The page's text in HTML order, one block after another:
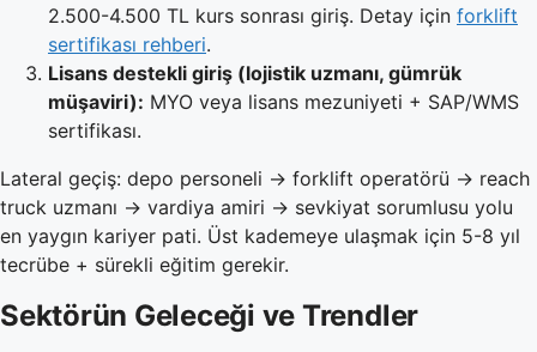
2.500-4.500 TL kurs sonrası giriş. Detay için forklift
sertifikası rehberi.
Lisans destekli giriş (lojistik uzmanı, gümrük
müşaviri): MYO veya lisans mezuniyeti + SAP/WMS
sertifikası.
Lateral geçiş: depo personeli → forklift operatörü → reach
truck uzmanı → vardiya amiri → sevkiyat sorumlusu yolu
en yaygın kariyer pati. Üst kademeye ulaşmak için 5-8 yıl
tecrübe + sürekli eğitim gerekir.
Sektörün Geleceği ve Trendler